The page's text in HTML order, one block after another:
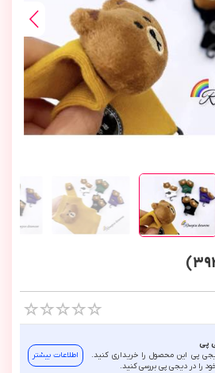
پی
پی این محصول را خریداری کنید.
را در دیجی پی بررسی کنید.
اطلاعات بیشتر